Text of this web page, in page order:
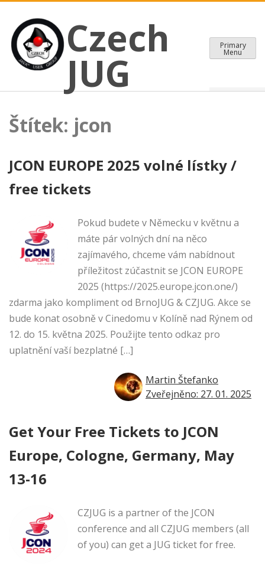
content
Czech JUG
CZECH JAVA USER GROUP
Czech
JUG
Primary
Menu
Štítek: jcon
JCON EUROPE 2025 volné lístky /
free tickets
Pokud budete v Německu v květnu a
máte pár volných dní na něco
zajímavého, chceme vám nabídnout
příležitost zúčastnit se JCON EUROPE
2025 (https://2025.europe.jcon.one/)
zdarma jako kompliment od BrnoJUG & CZJUG. Akce se
bude konat osobně v Cinedomu v Kolíně nad Rýnem od
12. do 15. května 2025. Použijte tento odkaz pro
uplatnění vaší bezplatné […]
Martin Štefanko
Zveřejněno: 27. 01. 2025
Get Your Free Tickets to JCON
Europe, Cologne, Germany, May
13-16
CZJUG is a partner of the JCON
conference and all CZJUG members (all
of you) can get a JUG ticket for free.